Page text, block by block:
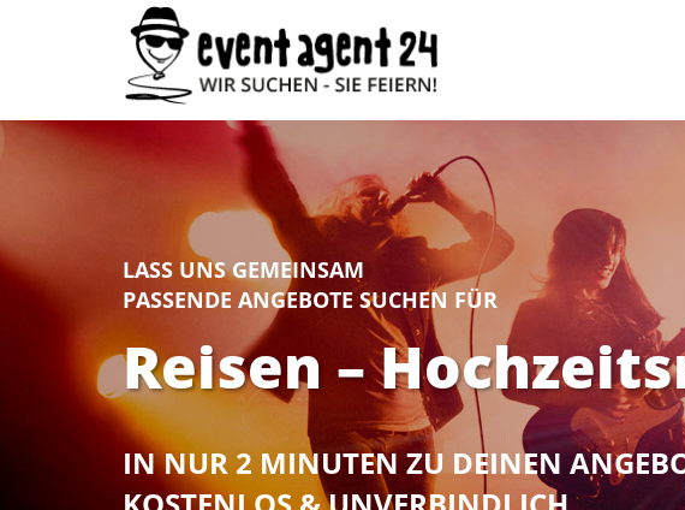
LASS UNS GEMEINSAM
PASSENDE ANGEBOTE SUCHEN FÜR
Reisen –
IN NUR 2 MINUTEN ZU DEINEN